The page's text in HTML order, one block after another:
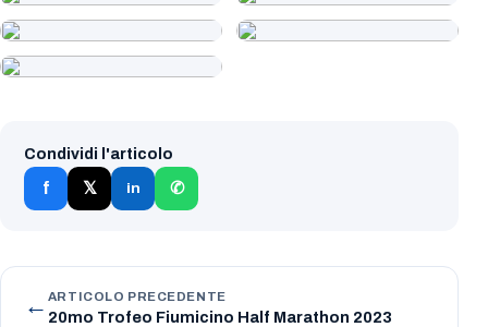
Condividi l'articolo
f 𝕏 in ✆
← ARTICOLO PRECEDENTE
20mo Trofeo Fiumicino Half Marathon 2023